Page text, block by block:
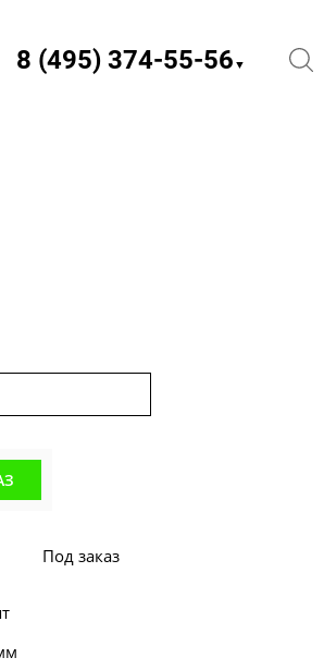
8 (495) 374-55-56​ ▼
Под заказ